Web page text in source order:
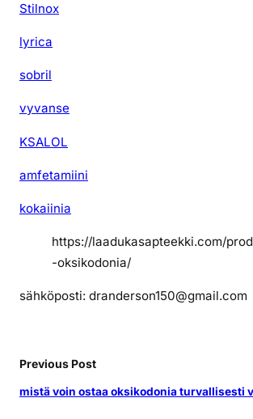
Stilnox
lyrica
sobril
vyvanse
KSALOL
amfetamiini
kokaiinia
https://laadukasapteekki.com/
-oksikodonia/
sähköposti: dranderson150@gmail.com
Previous Post
mistä voin ostaa oksikodonia turvallisesti